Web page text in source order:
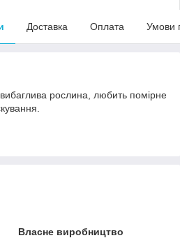
Доставка Оплата Умови
рослина, любить помірне
Власне виробництво